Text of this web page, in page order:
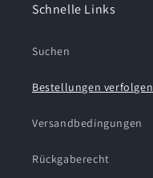
Schnelle Links
Suchen
Bestellungen verfolgen
Versandbedingungen
Rückgaberecht